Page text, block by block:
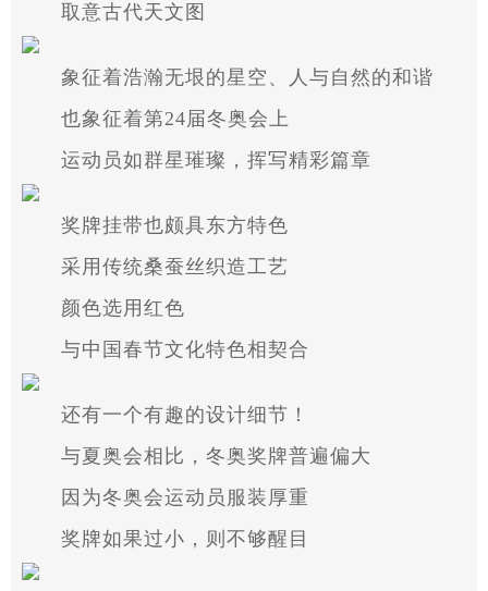
取意古代天文图
象征着浩瀚无垠的星空、人与自然的和谐
也象征着第24届冬奥会上
运动员如群星璀璨，挥写精彩篇章
奖牌挂带也颇具东方特色
采用传统桑蚕丝织造工艺
颜色选用红色
与中国春节文化特色相契合
还有一个有趣的设计细节！
与夏奥会相比，冬奥奖牌普遍偏大
因为冬奥会运动员服装厚重
奖牌如果过小，则不够醒目